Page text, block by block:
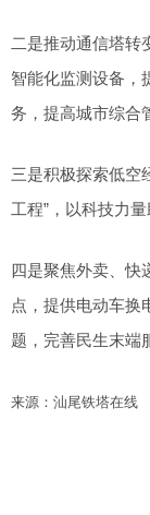
二是推动通信塔转
智能化监测设备，
务，提高城市综合
三是积极探索低空
工程”，以科技力
四是聚焦外卖、快
点，提供电动车换
题，完善民生末端
来源：汕尾铁塔在线